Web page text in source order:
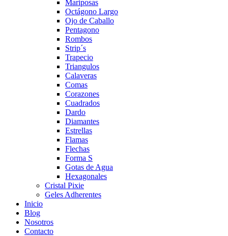
Mariposas
Octágono Largo
Ojo de Caballo
Pentagono
Rombos
Strip´s
Trapecio
Triangulos
Calaveras
Comas
Corazones
Cuadrados
Dardo
Diamantes
Estrellas
Flamas
Flechas
Forma S
Gotas de Agua
Hexagonales
Cristal Pixie
Geles Adherentes
Inicio
Blog
Nosotros
Contacto